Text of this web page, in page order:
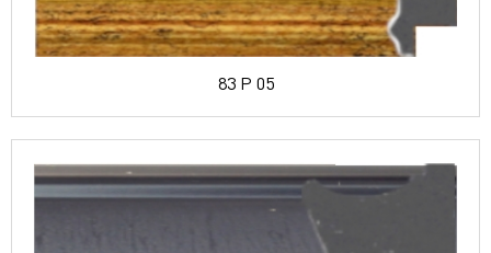
83 P 05